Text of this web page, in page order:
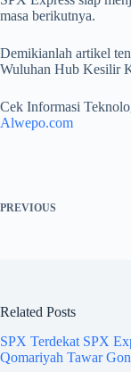
masa berikutnya.
Demikianlah artikel
Wuluhan Hub Kesilir
Cek Informasi
Alwepo.com
PREVIOUS
Related Posts
SPX Terdekat SPX
Qomariyah Tawar